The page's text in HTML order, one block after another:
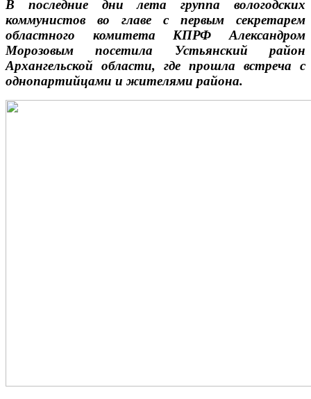
В последние дни лета группа вологодских
коммунистов во главе с первым секретарем
областного комитета КПРФ Александром
Морозовым посетила Устьянский район
Архангельской области, где прошла встреча с
однопартийцами и жителями района.